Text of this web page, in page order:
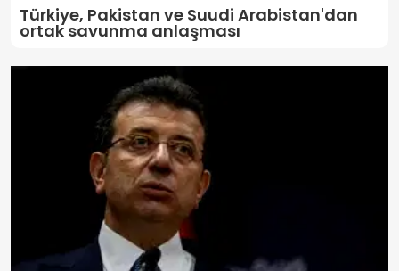
Türkiye, Pakistan ve Suudi Arabistan'dan
ortak savunma anlaşması